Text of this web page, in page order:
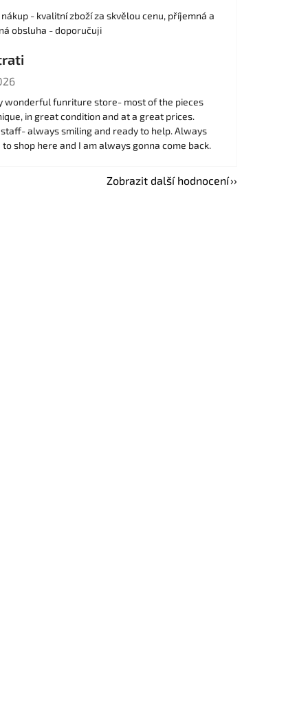
- kvalitní zboží za skvělou cenu, příjemná a
obsluha - doporučuji
obchodu je 5 z 5 hvězdiček.
wonderful funriture store- most of the pieces
in great condition and at a great prices.
always smiling and ready to help. Always
to shop here and I am always gonna come back.
Zobrazit další hodnocení